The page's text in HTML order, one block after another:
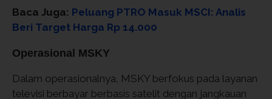
Baca Juga: Peluang PTRO Masuk MSCI: Analis
Beri Target Harga Rp 14.000
Operasional MSKY
Dalam operasionalnya, MSKY berfokus pada layanan
televisi berbayar berbasis satelit dengan jangkauan